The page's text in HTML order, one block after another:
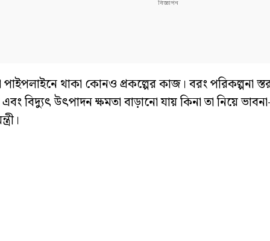
থাকা কোনও প্রকল্পের কাজ। বরং পরিকল্পনা স্তর
বিদ্যুৎ উৎপাদন ক্ষমতা বাড়ানো যায় কিনা তা নিয়ে ভাবনা-